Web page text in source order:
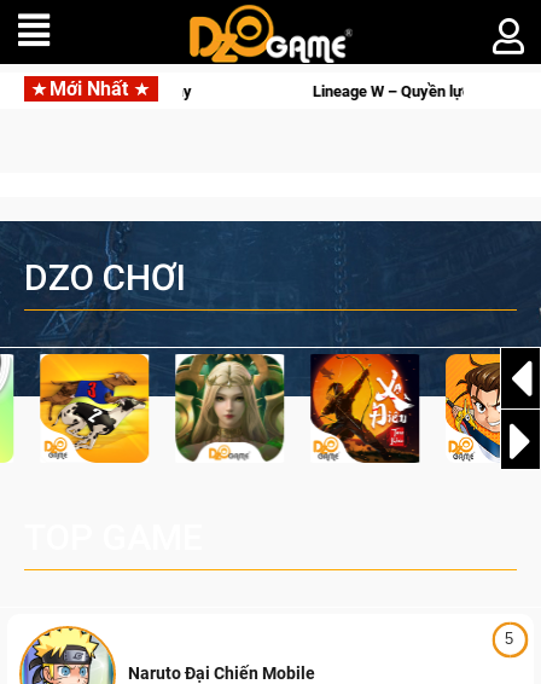
Mới Nhất
– Quyền lực và tài phú sẽ về tay kẻ đoạt được Vương Quyền thành Kent sắp
DZO CHƠI
5
Naruto Đại Chiến Mobile